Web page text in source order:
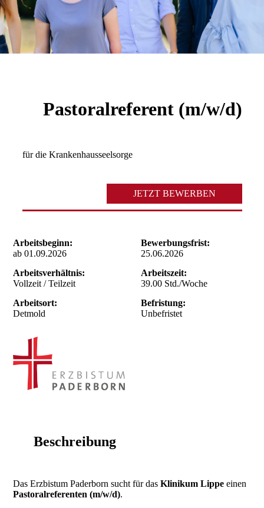
Pastoralreferent (m/w/d)
für die Krankenhausseelsorge
JETZT BEWERBEN
Arbeitsbeginn:
ab 01.09.2026
Arbeitsverhältnis:
Vollzeit / Teilzeit
Arbeitsort:
Detmold
Bewerbungsfrist:
25.06.2026
Arbeitszeit:
39.00 Std./Woche
Befristung:
Unbefristet
Beschreibung
Das Erzbistum Paderborn sucht für dasKlinikum Lippe einen
Pastoralreferenten (m/w/d).